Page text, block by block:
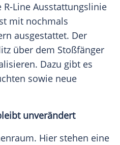
Line Ausstattungslinie
mit nochmals
ausgestattet. Der
über dem Stoßfänger
Dazu gibt es
sowie neue
unverändert
. Hier stehen eine